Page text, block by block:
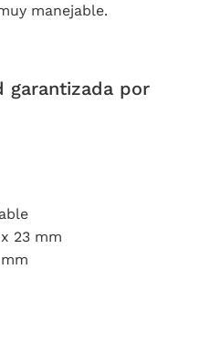
manejable.
garantizada por
23 mm